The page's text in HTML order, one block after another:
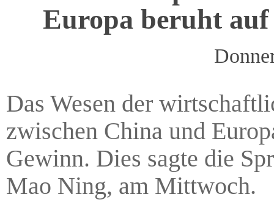
Europa beruht auf
Das Wesen der
zwischen China und
Gewinn. Dies sagte die
Mao Ning, am Mittwoch.